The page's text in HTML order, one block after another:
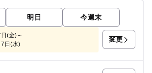
明日 今週末
(金)～
日(水)
変更